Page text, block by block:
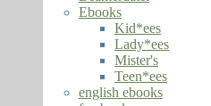
Ebooks
Kid*ees
Lady*ees
Mister's
Teen*ees
english ebooks